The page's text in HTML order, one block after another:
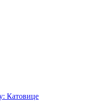
Катовице